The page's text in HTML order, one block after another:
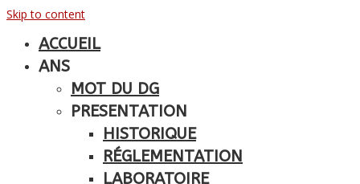
Skip to content
ACCUEIL
ANS
MOT DU DG
PRESENTATION
HISTORIQUE
RÉGLEMENTATION
LABORATOIRE